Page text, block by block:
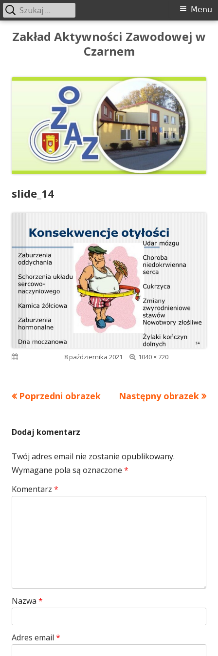
Przeskocz
Zakład Aktywności Zawodowej w
Czarnem
Menu
główne
Menu
Szukaj:
slide_14
8 października 2021
Pełny
1040 × 720
Poprzedni obrazek Następny obrazek
Dodaj komentarz
Twój adres email nie zostanie opublikowany.
Wymagane pola są oznaczone *
Komentarz *
Nazwa *
Adres email *